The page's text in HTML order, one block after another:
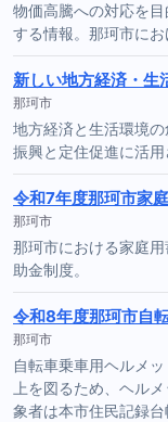
物価高騰への対応を
する情報。那珂市にお
新しい地方経済・生
那珂市
地方経済と生活環境
振興と定住促進に活用
令和7年度那珂市家
那珂市
那珂市における家庭
助金制度。
令和8年度那珂市自
那珂市
自転車乗車用ヘルメ
上を図るため、ヘル
象者は本市住民記録